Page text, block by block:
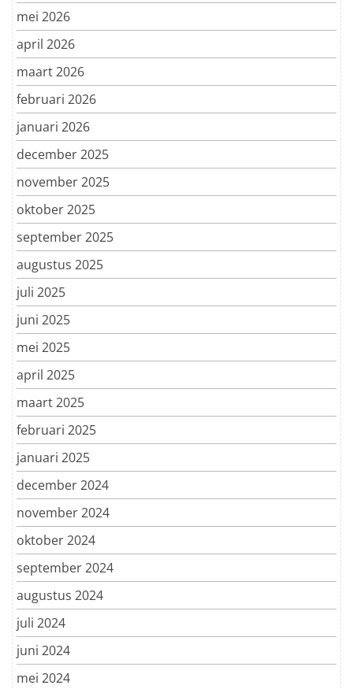
mei 2026
april 2026
maart 2026
februari 2026
januari 2026
december 2025
november 2025
oktober 2025
september 2025
augustus 2025
juli 2025
juni 2025
mei 2025
april 2025
maart 2025
februari 2025
januari 2025
december 2024
november 2024
oktober 2024
september 2024
augustus 2024
juli 2024
juni 2024
mei 2024